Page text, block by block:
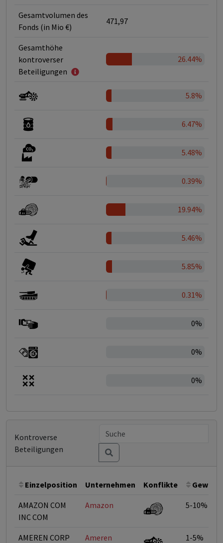
Gesamtvolumen des
Fonds (in Mio €)
471,97
Gesamthöhe
kontroverser
Beteiligungen
26.44%
5.8%
6.47%
5.48%
0.39%
19.94%
5.46%
5.85%
0.31%
0%
0%
0%
Kontroverse
Beteiligungen
Einzelposition Unternehmen Konflikte
AMAZON COM
INC COM
Amazon 5-10%
AMEREN CORP
Ameren
1-5%